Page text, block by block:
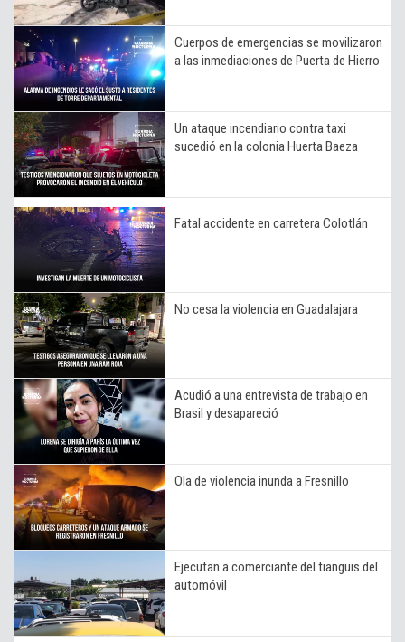
Cuerpos de emergencias se movilizaron
a las inmediaciones de Puerta de Hierro
Un ataque incendiario contra taxi
sucedió en la colonia Huerta Baeza
Fatal accidente en carretera Colotlán
No cesa la violencia en Guadalajara
Acudió a una entrevista de trabajo en
Brasil y desapareció
Ola de violencia inunda a Fresnillo
Ejecutan a comerciante del tianguis del
automóvil